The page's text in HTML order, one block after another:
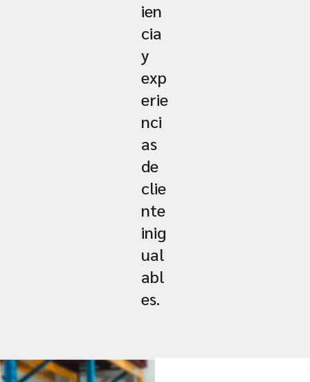
ien
cia
y
exp
erie
nci
as
de
clie
nte
inig
ual
abl
es.